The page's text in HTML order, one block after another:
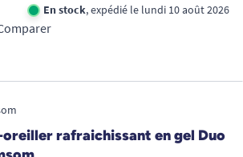
En stock, expédié le lundi 10 août 2026
oreiller rafraichissant en gel Duo